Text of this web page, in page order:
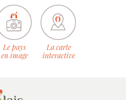
Le pays
en image
La carte
interactive